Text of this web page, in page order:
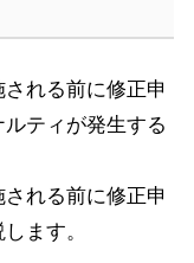
れる前に修正申
ティが発生する
れる前に修正申
ます。